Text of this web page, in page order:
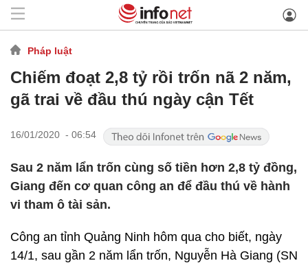
Pháp luật
Chiếm đoạt 2,8 tỷ rồi trốn nã 2 năm,
gã trai về đầu thú ngày cận Tết
16/01/2020 - 06:54
Sau 2 năm lẩn trốn cùng số tiền hơn 2,8 tỷ đồng,
Giang đến cơ quan công an để đầu thú về hành
vi tham ô tài sản.
Công an tỉnh Quảng Ninh hôm qua cho biết, ngày
14/1, sau gần 2 năm lẩn trốn, Nguyễn Hà Giang (SN